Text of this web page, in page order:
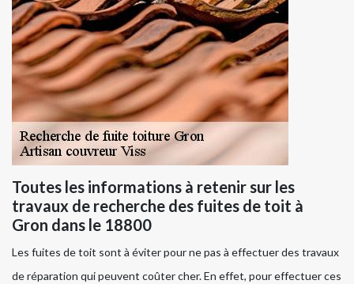
Toutes les informations à retenir sur les
travaux de recherche des fuites de toit à
Gron dans le 18800
Les fuites de toit sont à éviter pour ne pas à effectuer des travaux
de réparation qui peuvent coûter cher. En effet, pour effectuer ces